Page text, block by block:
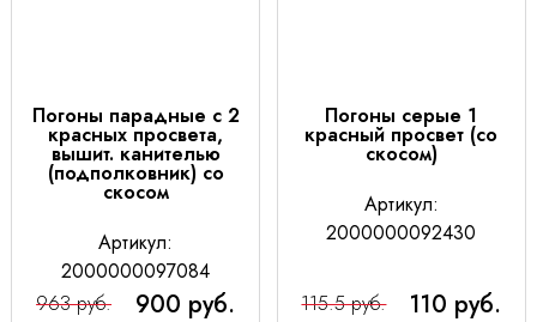
Погоны парадные с 2
красных просвета,
вышит. канителью
(подполковник) со
скосом
Артикул:
2000000097084
963 руб.
900 руб.
Погоны серые 1
красный просвет (со
скосом)
Артикул:
2000000092430
115.5 руб. 110 руб.